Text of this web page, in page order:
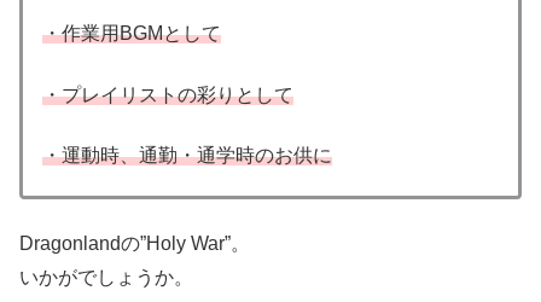
・作業用BGMとして
・プレイリストの彩りとして
・運動時、通勤・通学時のお供に
Dragonlandの”Holy War”。
いかがでしょうか。